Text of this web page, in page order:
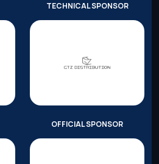
TECHNICAL SPONSOR
OFFICIAL SPONSOR